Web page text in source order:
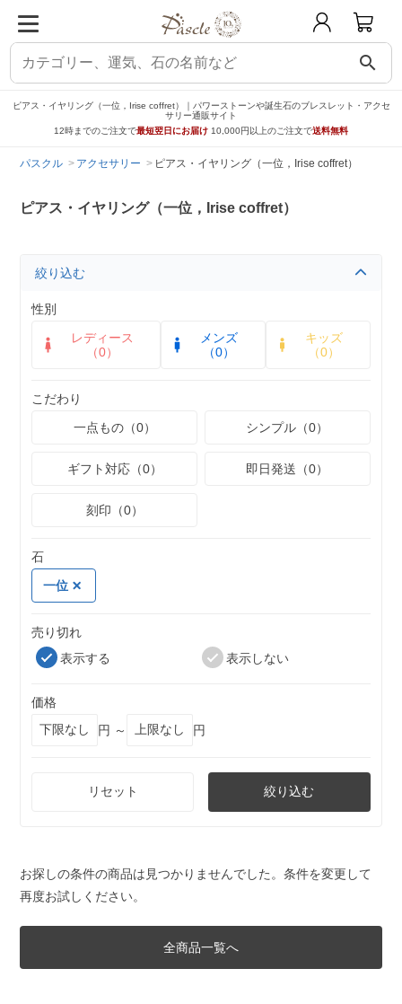
search
ピアス・イヤリング（一位，Irise coffret）｜パワーストーンや誕生石のブレスレット・アクセ
サリー通販サイト
12時までのご注文で最短翌日にお届け 10,000円以上のご注文で送料無料
パスクル アクセサリー ピアス・イヤリング（一位，Irise coffret）
ピアス・イヤリング（一位，Irise coffret）
絞り込む
性別
レディース
（0）
メンズ
（0）
キッズ
（0）
こだわり
一点もの（0）
シンプル（0）
ギフト対応（0） 即日発送（0）
刻印（0）
石
一位
売り切れ
表示する
表示しない
価格
円 ～
円
リセット 絞り込む
お探しの条件の商品は見つかりませんでした。条件を変更して
再度お試しください。
全商品一覧へ